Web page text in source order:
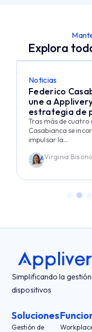
Explora
Noticias
Federico
une a
estrategia de
Tras más de cuatro
Casabianca se
impulsar la...
Virginia Bisono
Simplificando la
dispositivos
Soluciones
Gestión de